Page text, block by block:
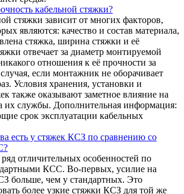
кабельной стяжки?
стяжки зависит от многих факторов,
являются: качество и состав материала,
стяжка, ширина стяжки и её
отвечает за диаметр монтируемой
отношения к её прочности за
если монтажник не оборачивает
Условия хранения, установки и
также оказывают заметное влияние на
их службы. Дополнительная информация:
срок эксплуатации кабельных
есть у стяжек КСЗ по сравнению со
отличительных особенностей по
КСС. Во-первых, усилие на
больше, чем у стандартных. Это
более узкие стяжки КСЗ для той же